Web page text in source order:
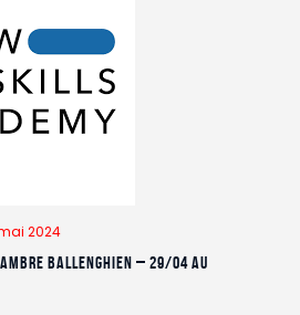
Ambre Ballenghien – 29/04 au
2024